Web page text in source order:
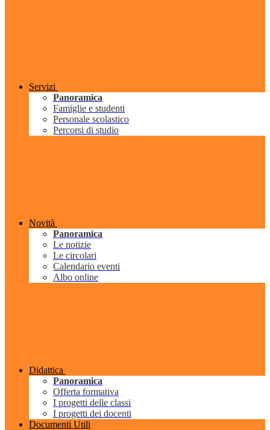
Servizi
Panoramica
Famiglie e studenti
Personale scolastico
Percorsi di studio
Novità
Panoramica
Le notizie
Le circolari
Calendario eventi
Albo online
Didattica
Panoramica
Offerta formativa
I progetti delle classi
I progetti dei docenti
Documenti Utili